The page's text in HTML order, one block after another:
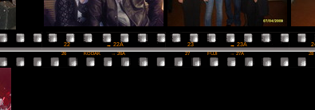
22 → 22A 23 → 23A
26 KODAK → 26A 27 FUJI → 27A 28